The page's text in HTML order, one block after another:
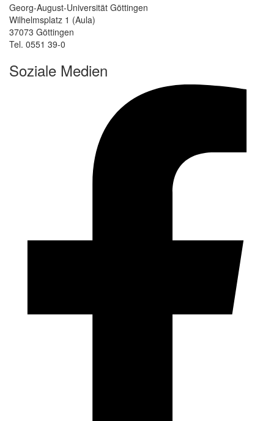
Georg-August-Universität Göttingen
Wilhelmsplatz 1 (Aula)
37073 Göttingen
Tel. 0551 39-0
Soziale Medien